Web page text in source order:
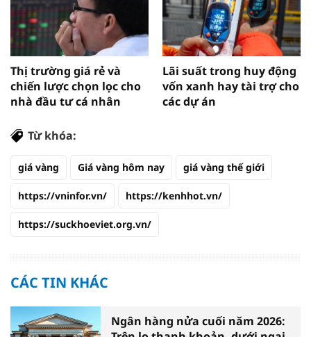
Thị trường giá rẻ và
chiến lược chọn lọc cho
nhà đầu tư cá nhân
Lãi suất trong huy động
vốn xanh hay tài trợ cho
các dự án
Từ khóa:
giá vàng Giá vàng hôm nay giá vàng thế giới
https://vninfor.vn/ https://kenhhot.vn/
https://suckhoeviet.org.vn/
CÁC TIN KHÁC
Ngân hàng nửa cuối năm 2026: